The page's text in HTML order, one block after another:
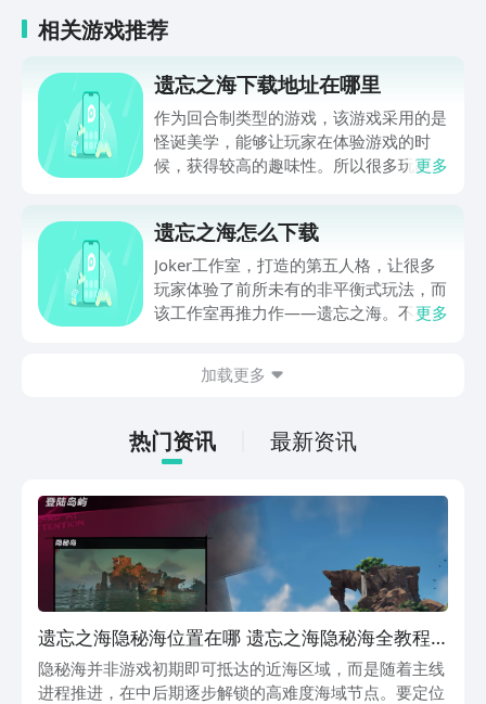
相关游戏推荐
遗忘之海下载地址在哪里
作为回合制类型的游戏，该游戏采用的是
怪诞美学，能够让玩家在体验游戏的时
候，获得较高的趣味性。所以很多玩家现
这款游戏利用木偶角色，代替了传统的布
偶设定，整个游戏的动作特别的夸张。
更多
遗忘之海怎么下载
Joker工作室，打造的第五人格，让很多
玩家体验了前所未有的非平衡式玩法，而
该工作室再推力作——遗忘之海。不少玩
然其为正式上线，但已经开通了预约通
分享的链接地址，在豌豆荚APP上，就可
以快速预约起来了，更加方便快捷哦！
更多
加载更多
热门资讯 最新资讯
遗忘之海隐秘海位置在哪 遗忘之海隐秘海全教程
与坐标详解
隐秘海并非游戏初期即可抵达的近海区域，而是随着主线
进程推进，在中后期逐步解锁的高难度海域节点。要定位